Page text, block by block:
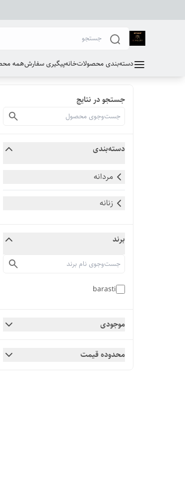
دسته‌بندی محصولاتخانهپیگیری سفارشهمه
جستجو در نتایج
دسته‌بندی
مردانه
زنانه
برند
barasti
موجودی
محدوده قیمت